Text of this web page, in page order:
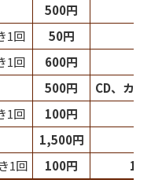
500円
1回
50円
1回
600円
500円
CD、カ
1回 100円
1,500円
1回 100円